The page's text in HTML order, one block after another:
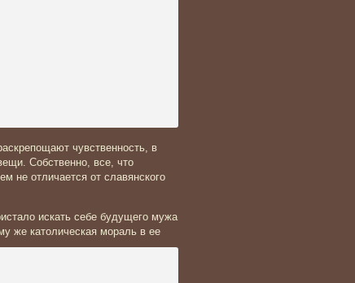
чувственность, в
Собственно, все, что
не отличается от славянского
искать себе будущего мужа
же католическая мораль в ее